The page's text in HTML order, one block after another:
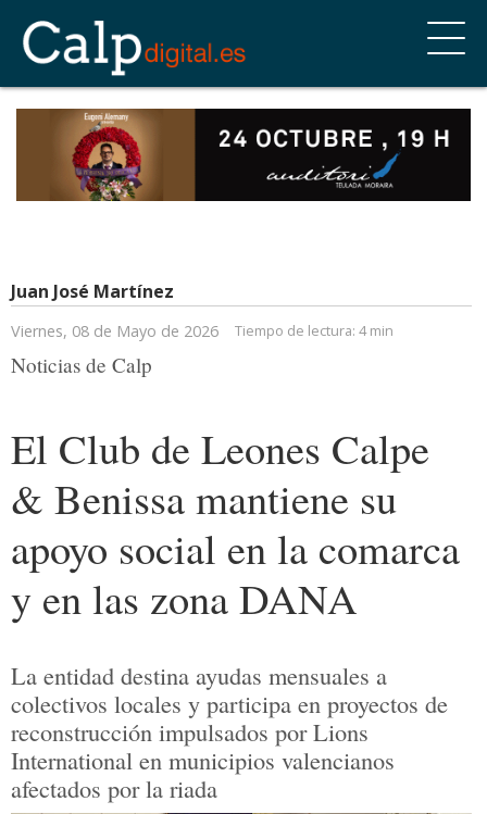
Juan José Martínez
Viernes, 08 de Mayo de 2026 Tiempo de lectura: 4 min
Noticias de Calp
El Club de Leones Calpe
& Benissa mantiene su
apoyo social en la comarca
y en las zona DANA
La entidad destina ayudas mensuales a
colectivos locales y participa en proyectos de
reconstrucción impulsados por Lions
International en municipios valencianos
afectados por la riada